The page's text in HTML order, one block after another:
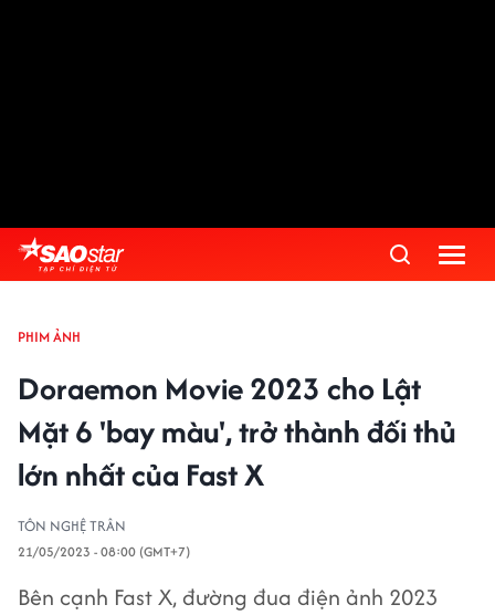
PHIM ẢNH
Doraemon Movie 2023 cho Lật
Mặt 6 'bay màu', trở thành đối thủ
lớn nhất của Fast X
TÔN NGHỆ TRÂN
21/05/2023 - 08:00 (GMT+7)
Bên cạnh Fast X, đường đua điện ảnh 2023